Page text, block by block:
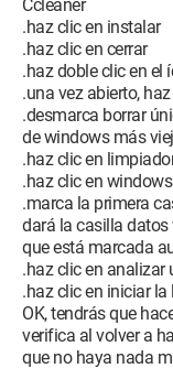
Ccleaner
.haz clic en instalar
.haz clic en cerrar
.haz doble clic en el
.una vez abierto,
.desmarca borrar
de windows más
.haz clic en
.haz clic en
.marca la primera
dará la casilla
que está marcada
.haz clic en analizar
.haz clic en iniciar
OK, tendrás que
verifica al volver a
que no haya nada